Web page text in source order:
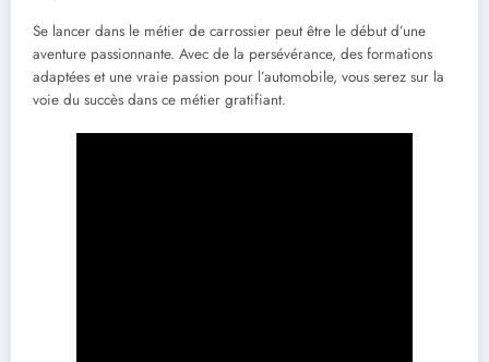
Se lancer dans le métier de carrossier peut être le début d’une
aventure passionnante. Avec de la persévérance, des formations
adaptées et une vraie passion pour l’automobile, vous serez sur la
voie du succès dans ce métier gratifiant.